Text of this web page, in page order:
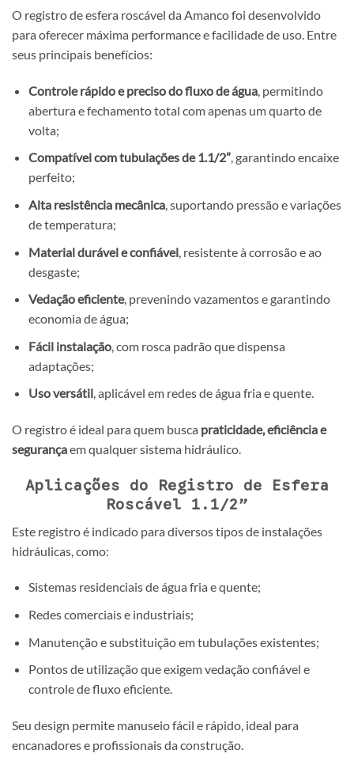
O registro de esfera roscável da Amanco foi desenvolvido
para oferecer máxima performance e facilidade de uso. Entre
seus principais benefícios:
Controle rápido e preciso do fluxo de água, permitindo
abertura e fechamento total com apenas um quarto de
volta;
Compatível com tubulações de 1.1/2”, garantindo encaixe
perfeito;
Alta resistência mecânica, suportando pressão e variações
de temperatura;
Material durável e confiável, resistente à corrosão e ao
desgaste;
Vedação eficiente, prevenindo vazamentos e garantindo
economia de água;
Fácil instalação, com rosca padrão que dispensa
adaptações;
Uso versátil, aplicável em redes de água fria e quente.
O registro é ideal para quem busca praticidade, eficiência e
segurançaem qualquer sistema hidráulico.
Aplicações do Registro de Esfera
Roscável 1.1/2”
Este registro é indicado para diversos tipos de instalações
hidráulicas, como:
Sistemas residenciais de água fria e quente;
Redes comerciais e industriais;
Manutenção e substituição em tubulações existentes;
Pontos de utilização que exigem vedação confiável e
controle de fluxo eficiente.
Seu design permite manuseio fácil e rápido, ideal para
encanadores e profissionais da construção.